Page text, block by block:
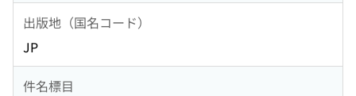
出版地（国名コード）
JP
件名標目